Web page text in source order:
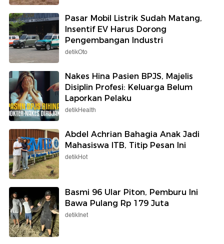
Pasar Mobil Listrik Sudah Matang,
Insentif EV Harus Dorong
Pengembangan Industri
detikOto
Nakes Hina Pasien BPJS, Majelis
Disiplin Profesi: Keluarga Belum
Laporkan Pelaku
detikHealth
Abdel Achrian Bahagia Anak Jadi
Mahasiswa ITB, Titip Pesan Ini
detikHot
Basmi 96 Ular Piton, Pemburu Ini
Bawa Pulang Rp 179 Juta
detikInet